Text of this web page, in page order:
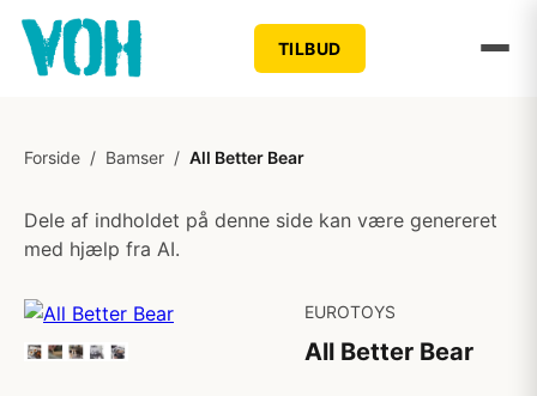
TILBUD
Forside / Bamser / All Better Bear
Dele af indholdet på denne side kan være genereret
med hjælp fra AI.
EUROTOYS
All Better Bear